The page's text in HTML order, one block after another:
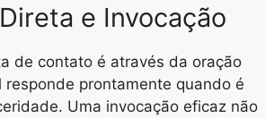
e Invocação
de contato é através da oração
responde prontamente quando é
Uma invocação eficaz não